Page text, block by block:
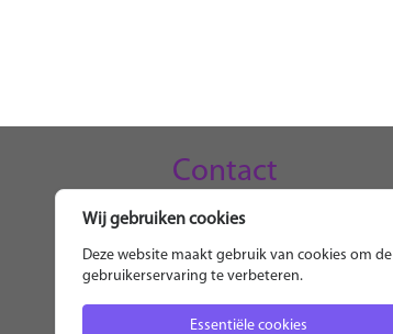
Contact
TELL-US
Jan Mulder
0627546481
Wij gebruiken cookies
Deze website maakt gebruik van cookies om de
gebruikerservaring te verbeteren.
Essentiële cookies